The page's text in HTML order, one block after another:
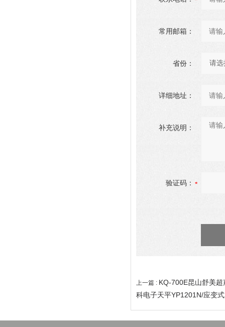
常用邮箱：
省份：
详细地址：
补充说明：
验证码：
上一篇 : KQ-700E昆山舒美
科电子天平YP1201N/应变